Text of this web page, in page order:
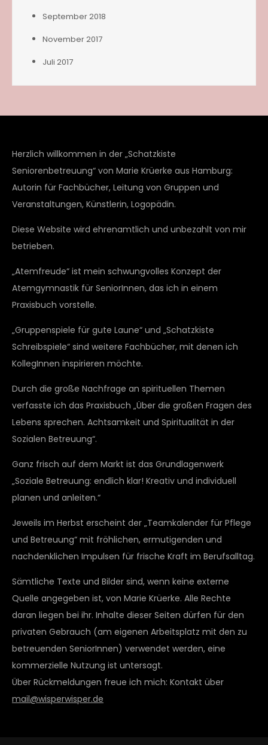
September 2018
November 2017
Juli 2017
Herzlich willkommen in der „Schatzkiste
Seniorenbetreuung“ von Marie Krüerke aus Hamburg:
Autorin für Fachbücher, Leitung von Gruppen und
Veranstaltungen, Künstlerin, Logopädin.
Diese Website wird ehrenamtlich und unbezahlt von mir
betrieben.
„Atemfreude“ ist mein schwungvolles Konzept der
Atemgymnastik für SeniorInnen, das ich in einem
Praxisbuch vorstelle.
„Gruppenspiele für gute Laune“ und „Schatzkiste
Schreibspiele“ sind weitere Fachbücher, mit denen ich
KollegInnen inspirieren möchte.
Durch die große Nachfrage an spirituellen Themen
verfasste ich das Praxisbuch „Über die großen Fragen des
Lebens sprechen. Achtsamkeit und Spiritualität in der
Sozialen Betreuung“.
Ganz frisch auf dem Markt ist das Grundlagenwerk
„Soziale Betreuung: endlich klar! Kreativ und individuell
planen und anleiten.“
Jeweils im Herbst erscheint der „Teamkalender für Pflege
und Betreuung“ mit fröhlichen, ermutigenden und
nachdenklichen Impulsen für frische Kraft im Berufsalltag.
Sämtliche Texte und Bilder sind, wenn keine externe
Quelle angegeben ist, von Marie Krüerke. Alle Rechte
daran liegen bei ihr. Inhalte dieser Seiten dürfen für den
privaten Gebrauch (am eigenen Arbeitsplatz mit den zu
betreuenden SeniorInnen) verwendet werden, eine
kommerzielle Nutzung ist untersagt.
Über Rückmeldungen freue ich mich: Kontakt über
mail@wisperwisper.de